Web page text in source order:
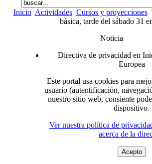
Inicio Actividades Cursos y proyecciones
básica, tarde del sábado 31
Noticia
Directiva de privacidad en
Europea
Este portal usa cookies para
usuario (autentificación,
nuestro sitio web, consiente
dispositivo.
Ver nuestra política de
acerca de la
Acepto